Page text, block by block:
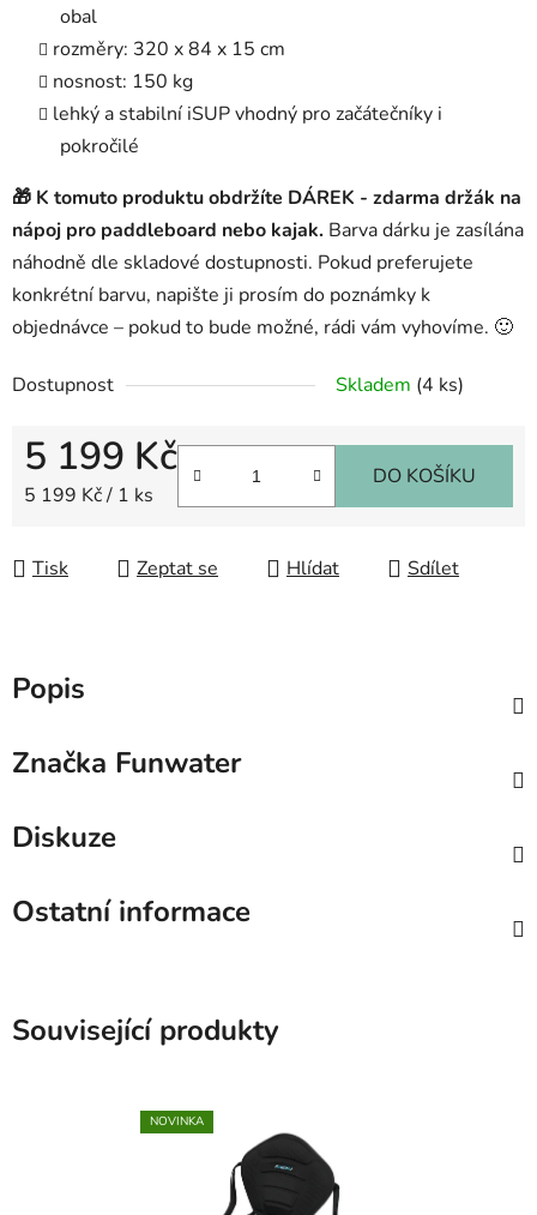
obal
rozměry: 320 x 84 x 15 cm
nosnost: 150 kg
lehký a stabilní iSUP vhodný pro začátečníky i
pokročilé
🎁 K tomuto produktu obdržíte DÁREK - zdarma držák na
nápoj pro paddleboard nebo kajak. Barva dárku je zasílána
náhodně dle skladové dostupnosti. Pokud preferujete
konkrétní barvu, napište ji prosím do poznámky k
objednávce – pokud to bude možné, rádi vám vyhovíme. 🙂
Dostupnost Skladem (4 ks)
5 199 Kč
Měrná cena:
5 199 Kč / 1 ks
DO KOŠÍKU
Tisk Zeptat se Hlídat Sdílet
Popis
Značka Funwater
Diskuze
Ostatní informace
Související produkty
NOVINKA